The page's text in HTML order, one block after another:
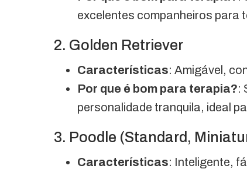
excelentes companheiros para
2. Golden Retriever
Características: Amigável,
Por que é bom para terapia?:
personalidade tranquila, ideal
3. Poodle (Standard,
Características: Inteligente,